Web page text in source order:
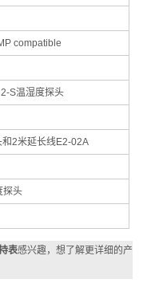
compatible
S温湿度探头
2米延长线E2-02A
探头
表感兴趣，想了解更详细的产